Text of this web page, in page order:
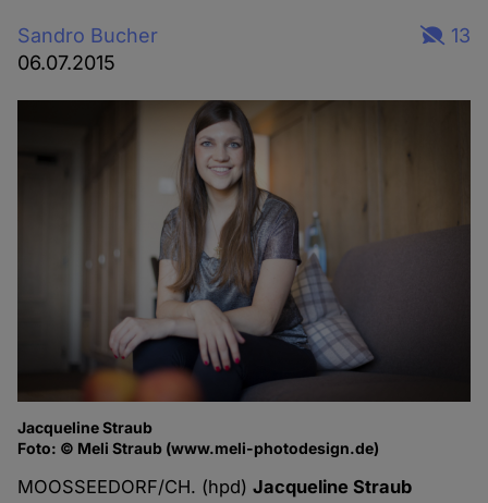
Sandro Bucher
06.07.2015
13
Jacqueline Straub
Foto: © Meli Straub (www.meli-photodesign.de)
MOOSSEEDORF/CH. (hpd)Jacqueline Straub